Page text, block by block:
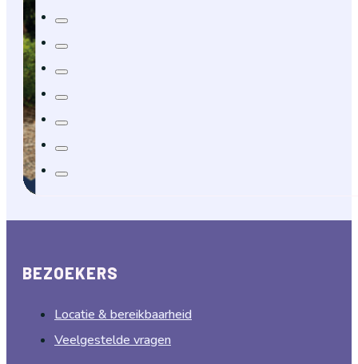
BEZOEKERS
Locatie & bereikbaarheid
Veelgestelde vragen